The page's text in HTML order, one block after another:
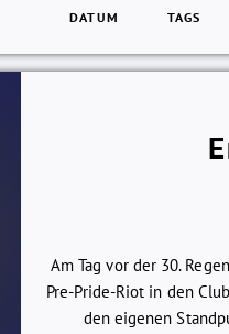
DATUM TAGS
Am Tag vor der 30.
Pre-Pride-Riot in den
den eigenen